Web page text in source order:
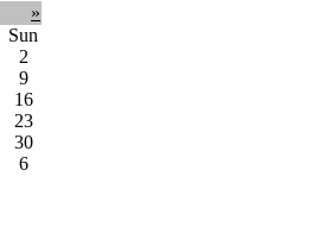
»
Sun
2
9
16
23
30
6